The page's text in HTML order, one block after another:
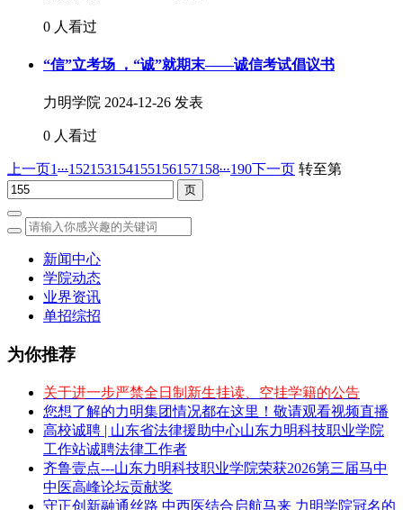
0 人看过
“信”立考场 ，“诚”就期末——诚信考试倡议书
力明学院 2024-12-26 发表
0 人看过
上一页1...152153154155156157158...190下一页 转至第
新闻中心
学院动态
业界资讯
单招综招
为你推荐
关于进一步严禁全日制新生挂读、空挂学籍的公告
您想了解的力明集团情况都在这里！敬请观看视频直播
高校诚聘 | 山东省法律援助中心山东力明科技职业学院
工作站诚聘法律工作者
齐鲁壹点---山东力明科技职业学院荣获2026第三届马中
中医高峰论坛贡献奖
守正创新融通丝路 中西医结合启航马来 力明学院冠名的